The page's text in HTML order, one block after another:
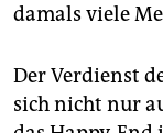
damals viele
Der Verdienst
sich nicht nur